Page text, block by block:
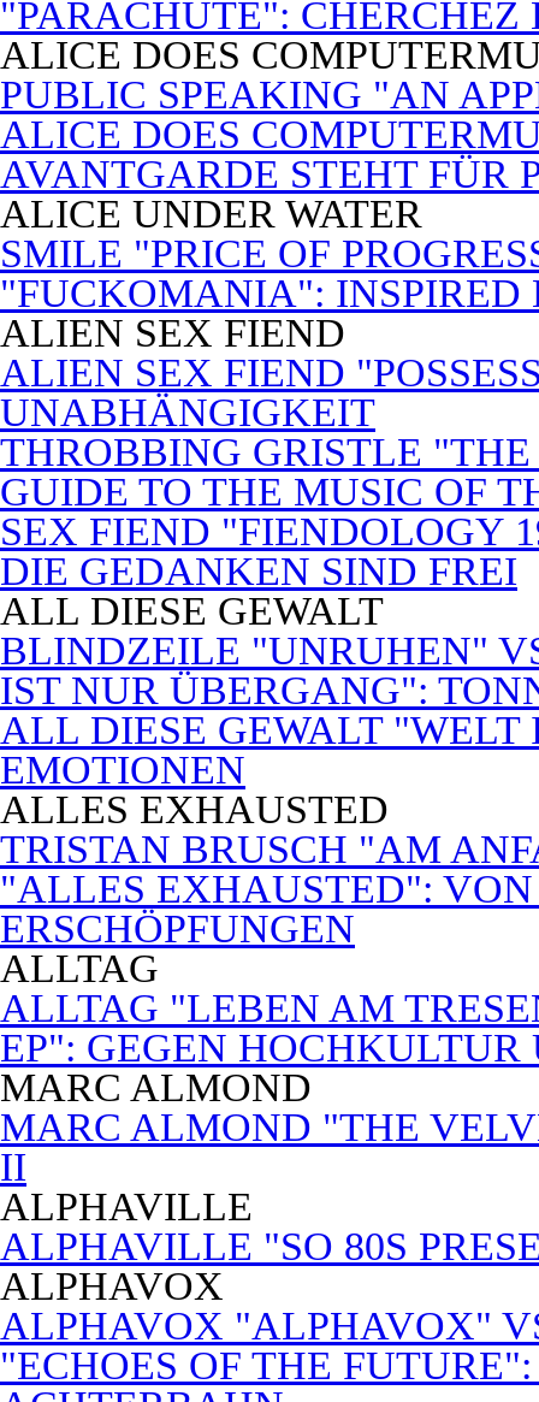
"PARACHUTE": CHERCHEZ
ALICE DOES
PUBLIC SPEAKING "AN
ALICE DOES
AVANTGARDE STEHT FÜR
ALICE UNDER WATER
SMILE "PRICE OF
"FUCKOMANIA": INSPIRED
ALIEN SEX FIEND
ALIEN SEX FIEND
UNABHÄNGIGKEIT
THROBBING GRISTLE
GUIDE TO THE MUSIC OF
SEX FIEND "FIENDOLOGY
DIE GEDANKEN SIND FREI
ALL DIESE GEWALT
BLINDZEILE "UNRUHEN"
IST NUR ÜBERGANG":
ALL DIESE GEWALT
EMOTIONEN
ALLES EXHAUSTED
TRISTAN BRUSCH "AM
"ALLES EXHAUSTED":
ERSCHÖPFUNGEN
ALLTAG
ALLTAG "LEBEN AM
EP": GEGEN
MARC ALMOND
MARC ALMOND "THE
II
ALPHAVILLE
ALPHAVILLE "SO 80S
ALPHAVOX
ALPHAVOX "ALPHAVOX"
"ECHOES OF THE